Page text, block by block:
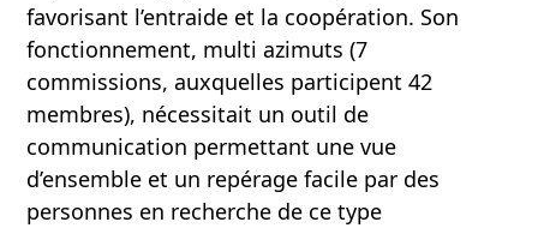
favorisant l’entraide et la coopération. Son
fonctionnement, multi azimuts (7
commissions, auxquelles participent 42
membres), nécessitait un outil de
communication permettant une vue
d’ensemble et un repérage facile par des
personnes en recherche de ce type